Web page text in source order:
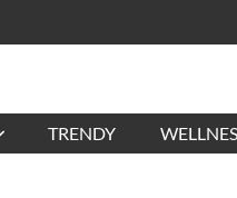
TRENDY